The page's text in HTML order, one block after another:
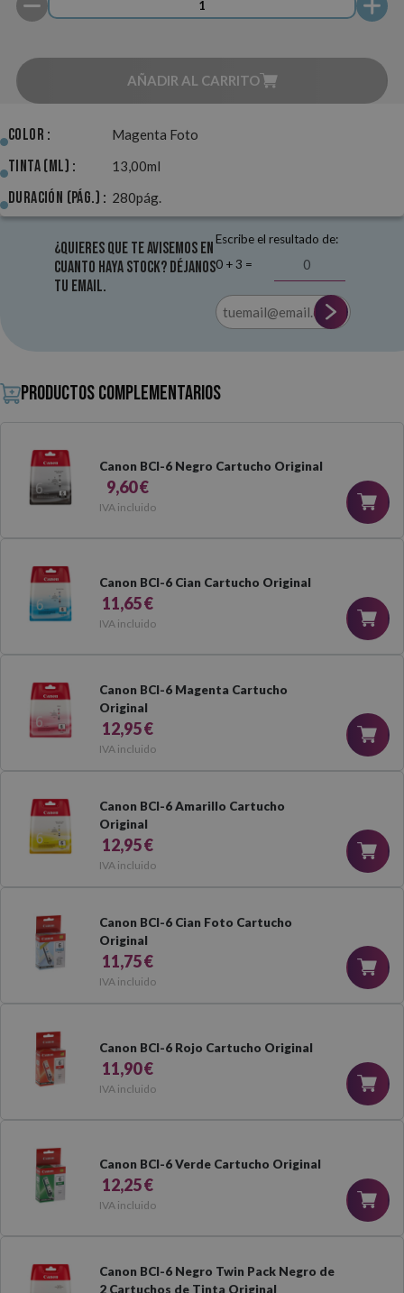
AÑADIR AL CARRITO
Color : Magenta Foto
Tinta (ml) : 13,00ml
Duración (pág.) : 280pág.
¿Quieres que te avisemos en
cuanto haya stock? Déjanos
tu email.
Escribe el resultado de:
0 + 3 =
Productos complementarios
Canon BCI-6 Negro Cartucho Original
9,60 €
IVA incluido
Canon BCI-6 Cian Cartucho Original
11,65 €
IVA incluido
Canon BCI-6 Magenta Cartucho
Original
12,95 €
IVA incluido
Canon BCI-6 Amarillo Cartucho
Original
12,95 €
IVA incluido
Canon BCI-6 Cian Foto Cartucho
Original
11,75 €
IVA incluido
Canon BCI-6 Rojo Cartucho Original
11,90 €
IVA incluido
Canon BCI-6 Verde Cartucho Original
12,25 €
IVA incluido
Canon BCI-6 Negro Twin Pack Negro de
2 Cartuchos de Tinta Original